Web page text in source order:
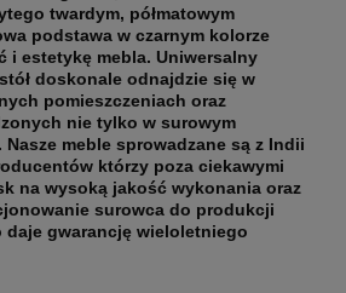
twardym, półmatowym
podstawa w czarnym kolorze
i estetykę mebla. Uniwersalny
doskonale odnajdzie się w
pomieszczeniach oraz
nie tylko w surowym
meble sprowadzane są z Indii
którzy poza ciekawymi
na wysoką jakość wykonania oraz
surowca do produkcji
gwarancję wieloletniego